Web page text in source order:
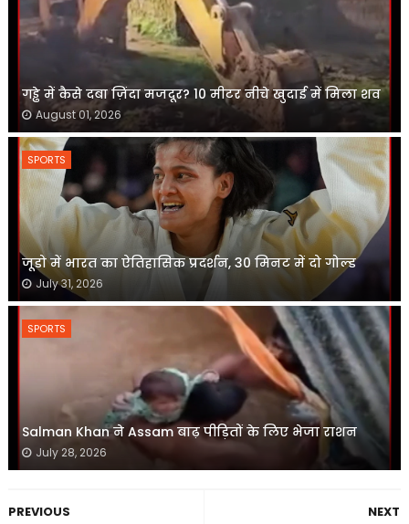
गड्ढे में कैसे दबा ज़िंदा मजदूर? 10 मीटर नीचे खुदाई में मिला शव
August 01, 2026
SPORTS
जूडो में भारत का ऐतिहासिक प्रदर्शन, 30 मिनट में दो गोल्ड
July 31, 2026
SPORTS
Salman Khan ने Assam बाढ़ पीड़ितों के लिए भेजा राशन
July 28, 2026
NEXT
PREVIOUS